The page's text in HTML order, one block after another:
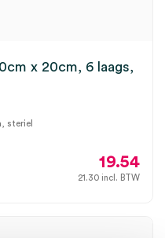
x 20cm, 6 laags,
steriel
19.54
21.30 incl. BTW